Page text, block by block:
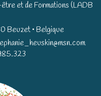
et de Formations (LADB
Beuzet • Belgique​​